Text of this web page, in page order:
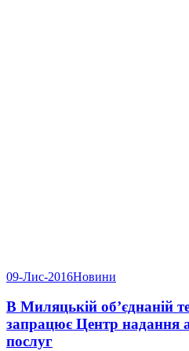
09-Лис-2016Новини
В Миляцькій об’єднаній
запрацює Центр надання
послуг